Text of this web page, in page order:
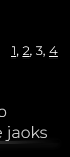
1, 2, 3, 4
jaoks